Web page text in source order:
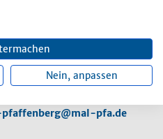
Nein, anpassen
pfa.de